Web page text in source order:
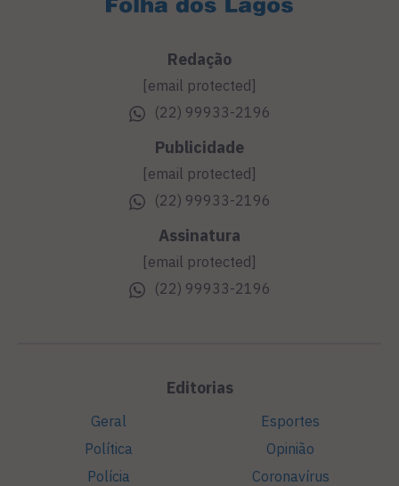
Redação
[email protected]
(22) 99933-2196
Publicidade
[email protected]
(22) 99933-2196
Assinatura
[email protected]
(22) 99933-2196
Editorias
Geral
Política
Polícia
Esportes
Opinião
Coronavírus